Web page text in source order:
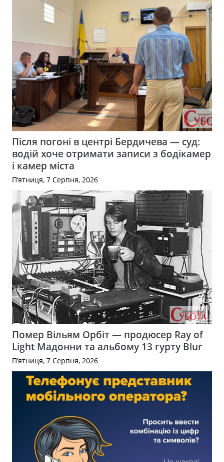
Після погоні в центрі Бердичева — суд:
водій хоче отримати записи з бодікамер
і камер міста
П’ятниця, 7 Серпня, 2026
Помер Вільям Орбіт — продюсер Ray of
Light Мадонни та альбому 13 гурту Blur
П’ятниця, 7 Серпня, 2026